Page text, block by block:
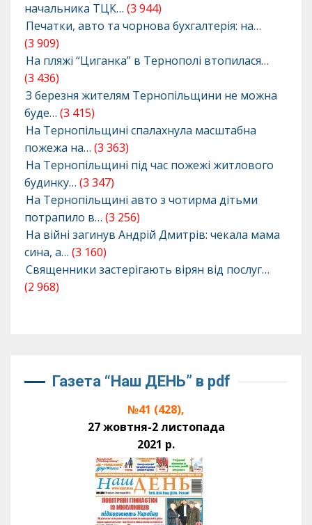
начальника ТЦК… (3 944)
Печатки, авто та чорнова бухгалтерія: на…
(3 909)
На пляжі “Циганка” в Тернополі втопилася…
(3 436)
З березня жителям Тернопільщини не можна
буде… (3 415)
На Тернопільщині спалахнула масштабна
пожежа на… (3 363)
На Тернопільщині під час пожежі житлового
будинку… (3 347)
На Тернопільщині авто з чотирма дітьми
потрапило в… (3 256)
На війні загинув Андрій Дмитрів: чекала мама
сина, а… (3 160)
Священники застерігають вірян від послуг…
(2 968)
Газета “Наш ДЕНЬ” в pdf
№41 (428),
27 жовтня-2 листопада
2021 р.